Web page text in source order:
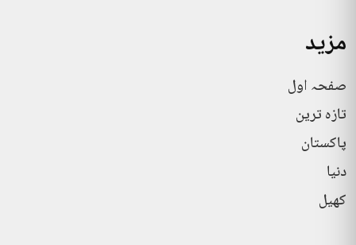
مزید
صفحہ اول
تازہ ترین
پاکستان
دنیا
کھیل